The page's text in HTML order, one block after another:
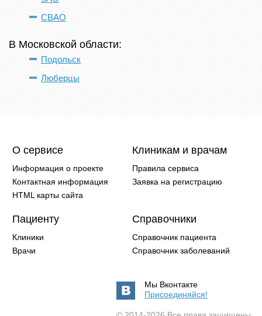
СВАО
В Московской области:
Подольск
Люберцы
О сервисе
Информация о проекте
Контактная информация
HTML карты сайта
Клиникам и врачам
Правила сервиса
Заявка на регистрацию
Пациенту
Клиники
Врачи
Справочники
Справочник пациента
Справочник заболеваний
Мы Вконтакте
Присоединяйся!